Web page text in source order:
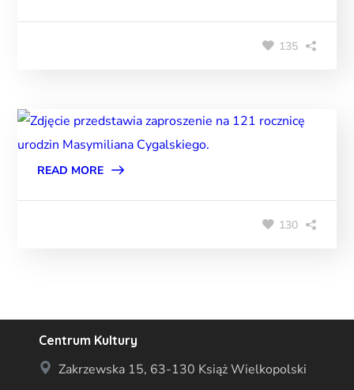
135
READ MORE
130
Centrum Kultury
Zakrzewska 15, 63-130 Książ Wielkopolski